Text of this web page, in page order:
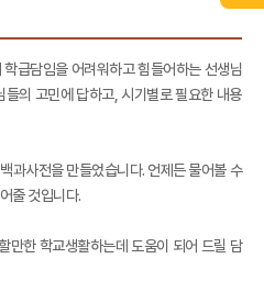
급담임을 어려워하고 힘들어하는 선생님
의 고민에 답하고, 시기별로 필요한 내용
과사전을 만들었습니다. 언제든 물어볼 수
줄 것입니다.
만한 학교생활하는데 도움이 되어 드릴 담